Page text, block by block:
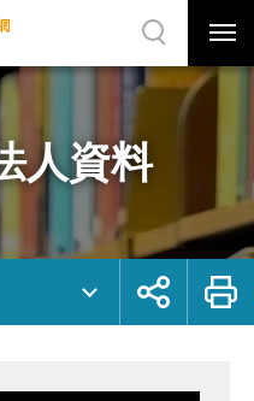
選
單
關
網
站
尋
人資料
展
鈕
列